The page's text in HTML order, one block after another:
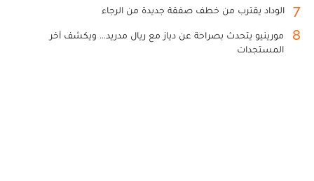
7 الوداد يقترب من خطف صفقة جديدة من الرجاء
8
مورينيو يتحدث بصراحة عن دياز مع ريال مدريد... ويكشف آخر
المستجدات